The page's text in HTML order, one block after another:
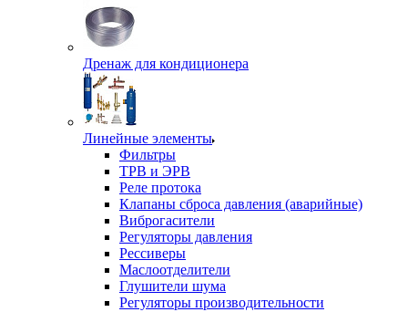
Дренаж для кондиционера
Линейные элементы
Фильтры
ТРВ и ЭРВ
Реле протока
Клапаны сброса давления (аварийные)
Виброгасители
Регуляторы давления
Рессиверы
Маслоотделители
Глушители шума
Регуляторы производительности